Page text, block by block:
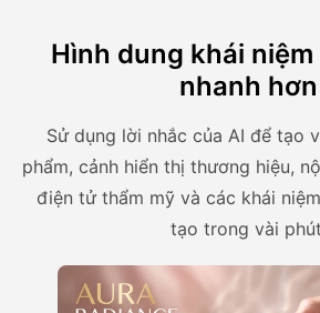
Hình dung khái niệm
nhanh hơn
Sử dụng lời nhắc của AI để tạo
phẩm, cảnh hiển thị thương hiệu,
điện tử thẩm mỹ và các khái
tạo trong vài